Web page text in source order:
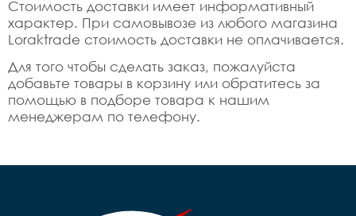
Стоимость доставки имеет информативный
характер. При самовывозе из любого магазина
Loraktrade стоимость доставки не оплачивается.
Для того чтобы сделать заказ, пожалуйста
добавьте товары в корзину или обратитесь за
помощью в подборе товара к нашим
менеджерам по телефону.